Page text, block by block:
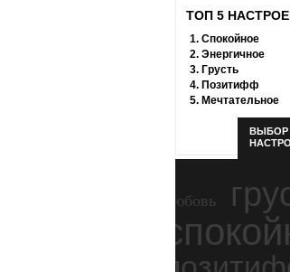
ТОП 5
1. Спокойное
2. Энергичное
3. Грусть
4. Позитифф
5. Мечтательное
ВЫБОР
любовь